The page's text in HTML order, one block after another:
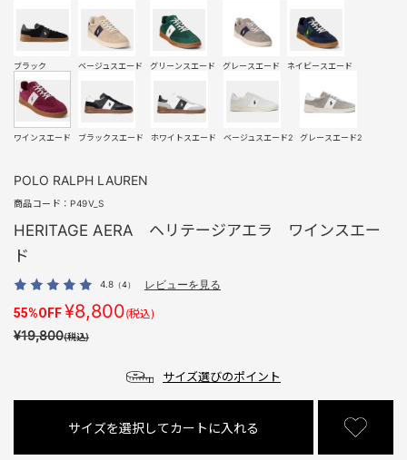
ブラック ベージュスエード グリーンスエード グレースエード ネイビースエード
ワインスエード ブラックスエード ホワイトスエード ベージュスエード2 グレースエード2
POLO RALPH LAUREN
商品コード： P49V_S
HERITAGE AERA ヘリテージアエラ ワインスエー
ド
4.8 （4） レビューを見る
55%OFF¥8,800(税込)
¥19,800(税込)
サイズ選びのポイント
サイズを選択してカートに入れる